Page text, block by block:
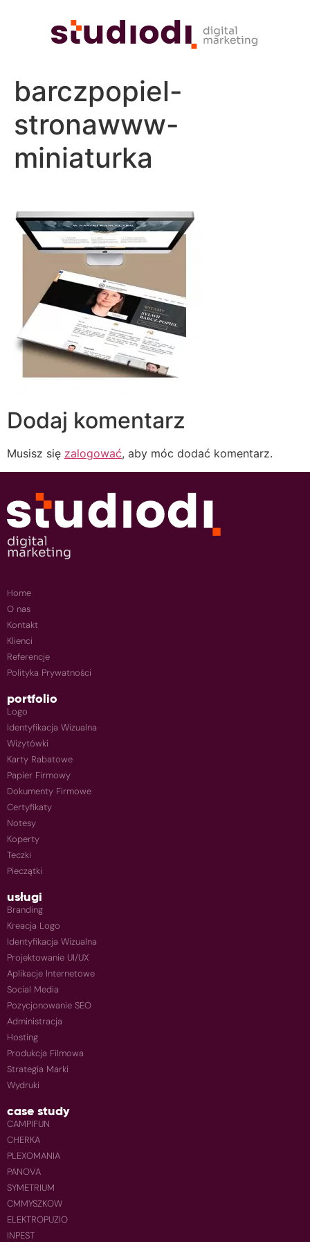
barczpopiel-
stronawww-
miniaturka
Dodaj komentarz
Musisz się zalogować, aby móc dodać komentarz.
Home
O nas
Kontakt
Klienci
Referencje
Polityka Prywatności
portfolio
Logo
Identyfikacja Wizualna
Wizytówki
Karty Rabatowe
Papier Firmowy
Dokumenty Firmowe
Certyfikaty
Notesy
Koperty
Teczki
Pieczątki
usługi
Branding
Kreacja Logo
Identyfikacja Wizualna
Projektowanie UI/UX
Aplikacje Internetowe
Social Media
Pozycjonowanie SEO
Administracja
Hosting
Produkcja Filmowa
Strategia Marki
Wydruki
case study
CAMPIFUN
CHERKA
PLEXOMANIA
PANOVA
SYMETRIUM
CMMYSZKOW
ELEKTROPUZIO
INPEST